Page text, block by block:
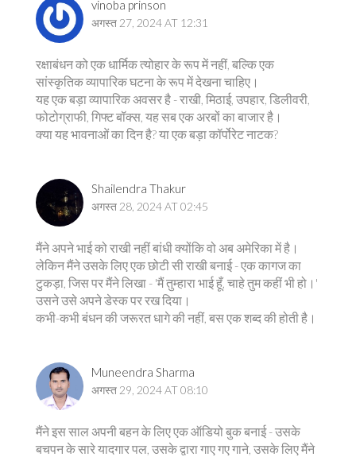
vinoba prinson
अगस्त 27, 2024 AT 12:31
रक्षाबंधन को एक धार्मिक त्योहार के रूप में नहीं, बल्कि एक
सांस्कृतिक व्यापारिक घटना के रूप में देखना चाहिए।
यह एक बड़ा व्यापारिक अवसर है - राखी, मिठाई, उपहार, डिलीवरी,
फोटोग्राफी, गिफ्ट बॉक्स, यह सब एक अरबों का बाजार है।
क्या यह भावनाओं का दिन है? या एक बड़ा कॉर्पोरेट नाटक?
Shailendra Thakur
अगस्त 28, 2024 AT 02:45
मैंने अपने भाई को राखी नहीं बांधी क्योंकि वो अब अमेरिका में है।
लेकिन मैंने उसके लिए एक छोटी सी राखी बनाई - एक कागज का
टुकड़ा, जिस पर मैंने लिखा - 'मैं तुम्हारा भाई हूँ, चाहे तुम कहीं भी हो।'
उसने उसे अपने डेस्क पर रख दिया।
कभी-कभी बंधन की जरूरत धागे की नहीं, बस एक शब्द की होती है।
Muneendra Sharma
अगस्त 29, 2024 AT 08:10
मैंने इस साल अपनी बहन के लिए एक ऑडियो बुक बनाई - उसके
बचपन के सारे यादगार पल, उसके द्वारा गाए गए गाने, उसके लिए मैंने